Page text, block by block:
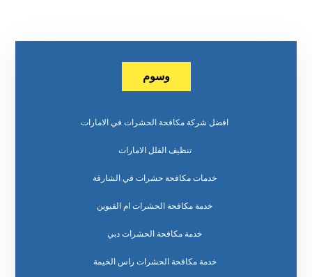
وسوم
افضل شركة مكافحة الحشرات في الامارات
تنظيف الفلل الامارات
خدمات مكافحة حشرات في الشارقة
خدمة مكافحة الحشرات ام القيوين
خدمة مكافحة الحشرات دبي
خدمة مكافحة الحشرات راس الخيمة